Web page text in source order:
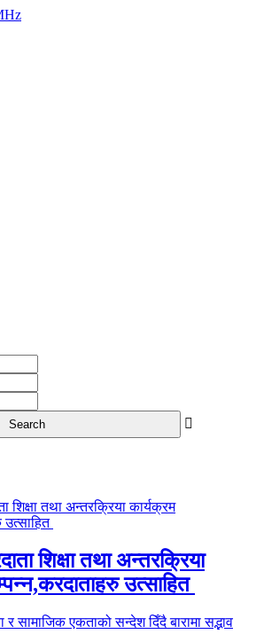
शिक्षा तथा अन्तरक्रिया
उत्साहित